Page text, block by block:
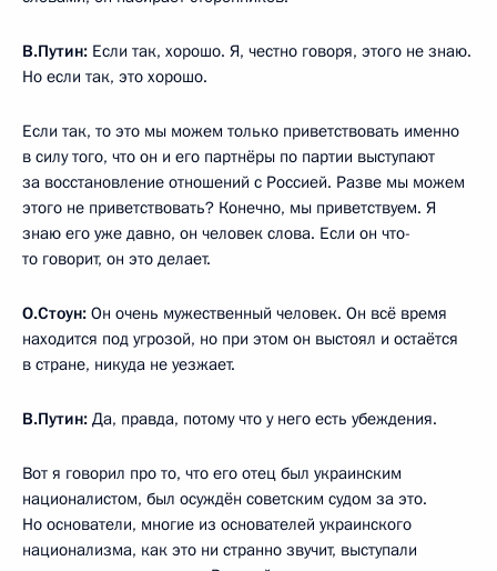
В.Путин: Если так, хорошо. Я, честно говоря, этого не знаю.
Но если так, это хорошо.
Если так, то это мы можем только приветствовать именно
в силу того, что он и его партнёры по партии выступают
за восстановление отношений с Россией. Разве мы можем
этого не приветствовать? Конечно, мы приветствуем. Я
знаю его уже давно, он человек слова. Если он что-
то говорит, он это делает.
О.Стоун: Он очень мужественный человек. Он всё время
находится под угрозой, но при этом он выстоял и остаётся
в стране, никуда не уезжает.
В.Путин: Да, правда, потому что у него есть убеждения.
Вот я говорил про то, что его отец был украинским
националистом, был осуждён советским судом за это.
Но основатели, многие из основателей украинского
национализма, как это ни странно звучит, выступали